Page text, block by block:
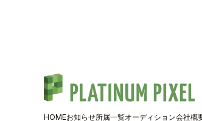
PIXEL
HOMEお知らせ所属一覧オーディション会社概